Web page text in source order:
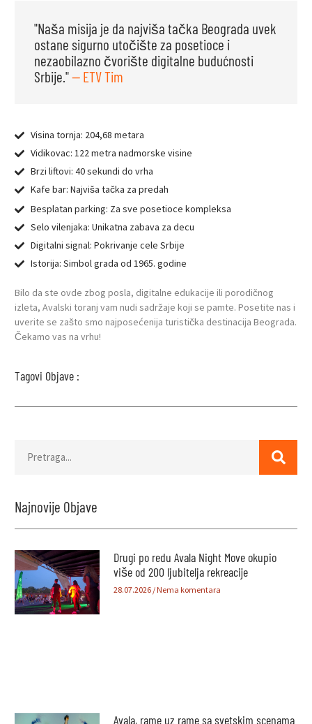
"Naša misija je da najviša tačka Beograda uvek
ostane sigurno utočište za posetioce i
nezaobilazno čvorište digitalne budućnosti
Srbije."— ETV Tim
Visina tornja: 204,68 metara
Vidikovac: 122 metra nadmorske visine
Brzi liftovi: 40 sekundi do vrha
Kafe bar: Najviša tačka za predah
Besplatan parking: Za sve posetioce kompleksa
Selo vilenjaka: Unikatna zabava za decu
Digitalni signal: Pokrivanje cele Srbije
Istorija: Simbol grada od 1965. godine
Bilo da ste ovde zbog posla, digitalne edukacije ili porodičnog
izleta, Avalski toranj vam nudi sadržaje koji se pamte. Posetite nas i
uverite se zašto smo najposećenija turistička destinacija Beograda.
Čekamo vas na vrhu!
Tagovi Objave :
Najnovije Objave
Drugi po redu Avala Night Move okupio
više od 200 ljubitelja rekreacije
28.07.2026 Nema komentara
Avala, rame uz rame sa svetskim scenama